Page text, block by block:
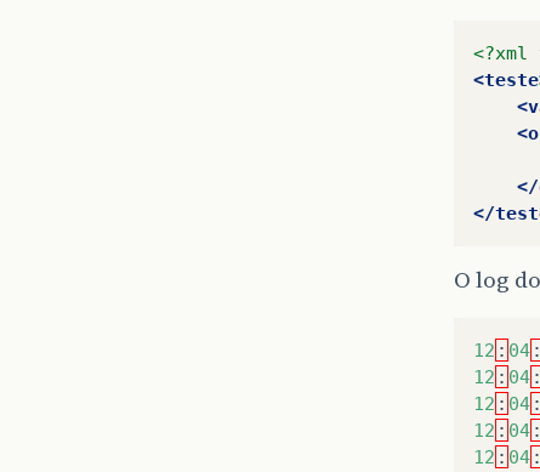
<?xml
</
O log
12 : 04 :
12 : 04 :
12 : 04 :
12 : 04 :
12 : 04 :